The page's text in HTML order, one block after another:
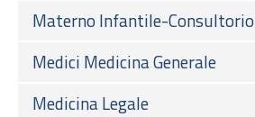
Materno Infantile-Consultorio
Medici Medicina Generale
Medicina Legale